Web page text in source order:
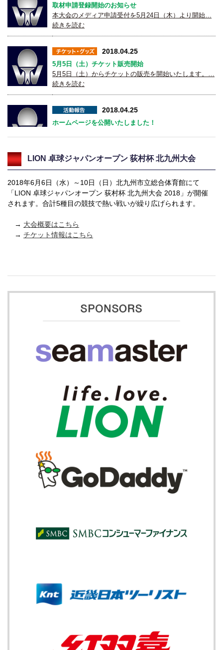
取材申請登録開始のお知らせ
本大会のメディア申請受付を5月24日（木）より開始…
続きを読む
2018.04.25
5月5日（土）チケット販売開始
5月5日（土）からチケットの販売を開始いたします。…
続きを読む
2018.04.25
ホームページを公開いたしました！
LION 卓球ジャパンオープン 荻村杯 北九州大会
2018年6月6日（水）～10日（日）北九州市立総合体育館にて
「LION 卓球ジャパンオープン 荻村杯 北九州大会 2018」が開催
されます。合計5種目の競技で熱い戦いが繰り広げられます。
→ 大会概要はこちら
→ チケット情報はこちら